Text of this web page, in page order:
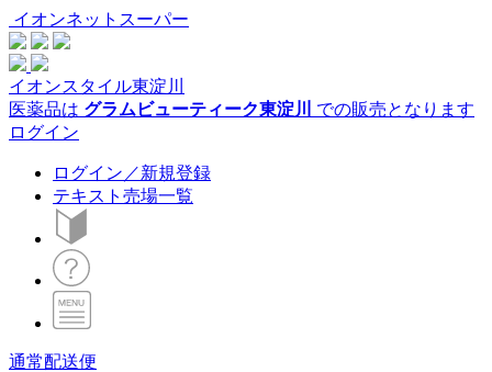
イオンネットスーパー
イオンスタイル東淀川
医薬品は グラムビューティーク東淀川
での販売となります
ログイン
ログイン／新規登録
テキスト売場一覧
通常配送便